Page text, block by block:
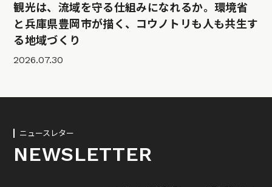
観光は、流域を守る仕組みになれるか。環境省
と兵庫県豊岡市が描く、コウノトリも人も共生す
る地域づくり
2026.07.30
ニュースレター
NEWSLETTER